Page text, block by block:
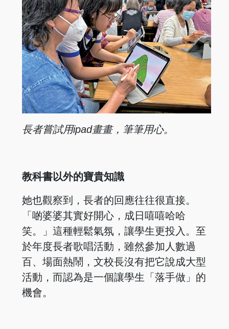
長者嘗試用ipad畫畫， 筆筆用心。
教科書以外的寶貴知識
她也觀察到，長者的回應往往很直接。
「啲婆婆其實好開心，成日嘻嘻哈哈
笑。」這種輕鬆氣氛，讓學生更投入。至
於年度長者歌唱活動，雖然參加人數過
百、場面熱鬧，文校長沒有把它說成大型
活動，而認為是一個讓學生「落手做」的
機會。